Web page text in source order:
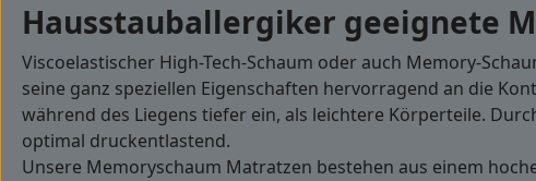
Hausstauballergiker geeignete
Viscoelastischer High-Tech-Schaum oder auch Memory-
seine ganz speziellen Eigenschaften hervorragend an die
während des Liegens tiefer ein, als leichtere Körperteile.
optimal druckentlastend.
Unsere Memoryschaum Matratzen bestehen aus einem